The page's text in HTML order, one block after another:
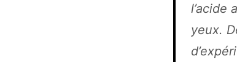
l’acide
yeux.